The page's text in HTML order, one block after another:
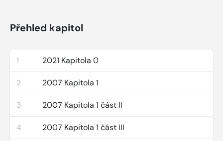
Přehled kapitol
1 2021 Kapitola 0
2 2007 Kapitola 1
3 2007 Kapitola 1 část II
4 2007 Kapitola 1 část III